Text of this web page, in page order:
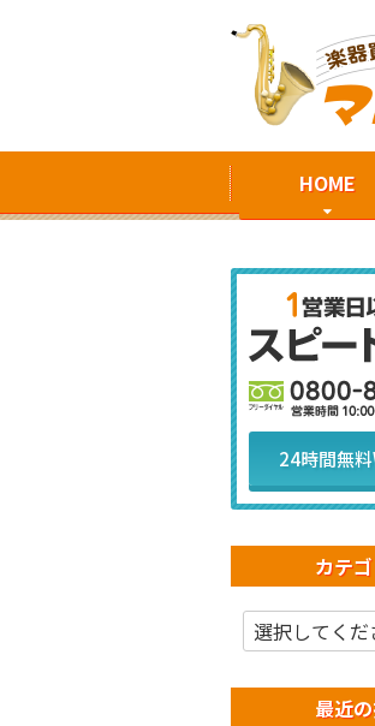
HOME
24時間無
カテ
最近